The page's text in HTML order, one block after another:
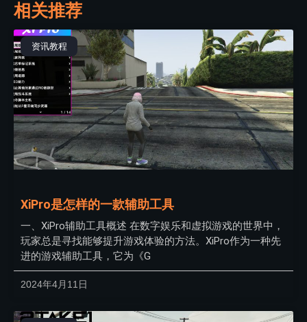
相关推荐
资讯教程
XiPro是怎样的一款辅助工具
一、XiPro辅助工具概述 在数字娱乐和虚拟游戏的世界中，
玩家总是寻找能够提升游戏体验的方法。XiPro作为一种先
进的游戏辅助工具，它为《G
2024年4月11日